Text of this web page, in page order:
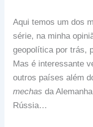
Aqui temos um dos
série, na minha
geopolítica por trás,
Mas é interessante
outros países além
mechas da
Rússia…